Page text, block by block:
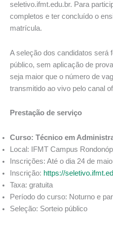
seletivo.ifmt.edu.br. Para
completos e ter concluído o
matrícula.
A seleção dos candidatos será
público, sem aplicação de
seja maior que o número de
transmitido ao vivo pelo canal
Prestação de serviço
Curso: Técnico em
Local: IFMT Campus
Inscrições: Até o dia 24 de
Inscrição: https://
Taxa: gratuita
Período do curso: Noturno e
Seleção: Sorteio público